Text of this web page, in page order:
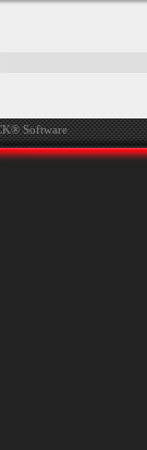
Software